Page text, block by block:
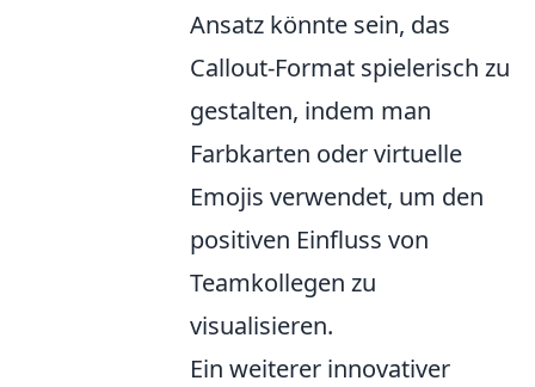
Ansatz könnte sein, das
Callout-Format spielerisch zu
gestalten, indem man
Farbkarten oder virtuelle
Emojis verwendet, um den
positiven Einfluss von
Teamkollegen zu
visualisieren.
Ein weiterer innovativer